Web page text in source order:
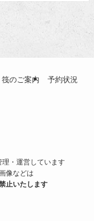
筏のご案内 予約状況
理・運営しています
像などは
止いたします